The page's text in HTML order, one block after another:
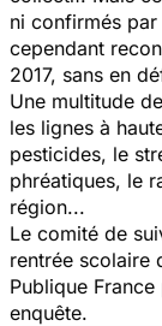
ni confirmés
cependant
2017, sans en
Une multitude
les lignes à
pesticides, le
phréatiques, le
région...
Le comité de
rentrée scolaire
Publique
enquête.